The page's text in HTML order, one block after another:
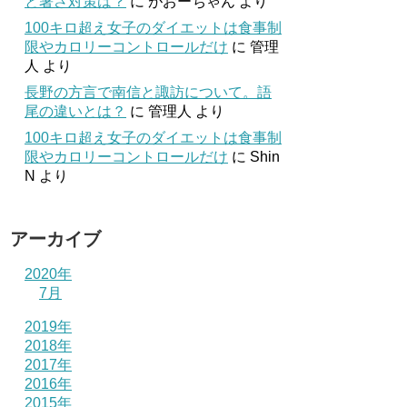
100キロ超え女子のダイエットは食事制
限やカロリーコントロールだけ に 管理
人 より
長野の方言で南信と諏訪について。語
尾の違いとは？ に 管理人 より
100キロ超え女子のダイエットは食事制
限やカロリーコントロールだけ に Shin
N より
アーカイブ
2020年
7月
2019年
2018年
2017年
2016年
2015年